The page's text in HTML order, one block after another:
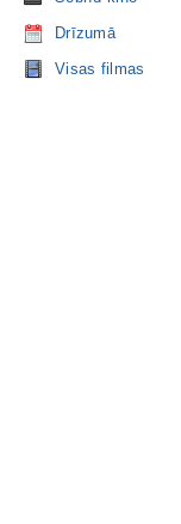
Drīzumā
Visas filmas